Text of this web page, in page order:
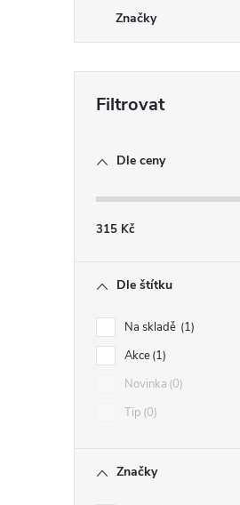
Značky
Dle ceny
315 Kč
Dle štítku
Na skladě 1
Akce 1
Novinka 0
Tip 0
Značky